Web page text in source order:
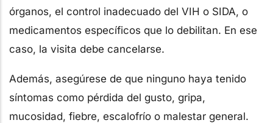
órganos, el control inadecuado del VIH o SIDA, o
medicamentos específicos que lo debilitan. En ese
caso, la visita debe cancelarse.
Además, asegúrese de que ninguno haya tenido
síntomas como pérdida del gusto, gripa,
mucosidad, fiebre, escalofrío o malestar general.